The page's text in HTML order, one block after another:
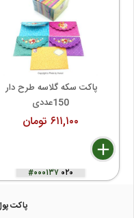
150عددی
۶۱۱,۱۰۰ تومان
delete
remove
autorenew
add
#۰۰۰۱۳۷۰۲۰
پاکت